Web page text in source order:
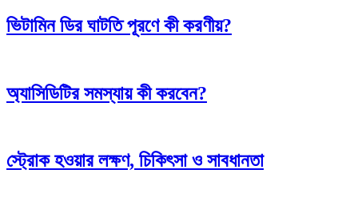
ভিটামিন ডির ঘাটতি পূরণে কী করণীয়?
অ্যাসিডিটির সমস্যায় কী করবেন?
স্ট্রোক হওয়ার লক্ষণ, চিকিৎসা ও সাবধানতা